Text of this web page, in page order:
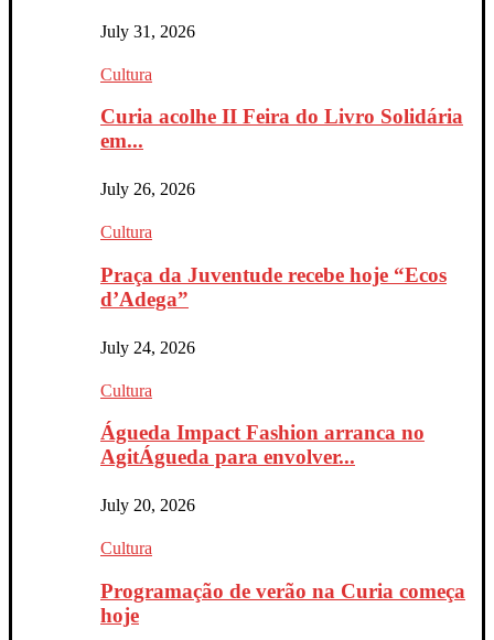
July 31, 2026
Cultura
Curia acolhe II Feira do Livro Solidária
em...
July 26, 2026
Cultura
Praça da Juventude recebe hoje “Ecos
d’Adega”
July 24, 2026
Cultura
Águeda Impact Fashion arranca no
AgitÁgueda para envolver...
July 20, 2026
Cultura
Programação de verão na Curia começa
hoje